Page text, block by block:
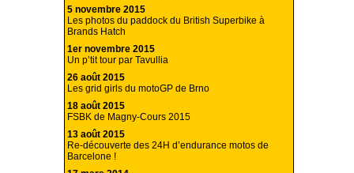
5 novembre 2015
Les photos du paddock du British Superbike à
Brands Hatch
1er novembre 2015
Un p’tit tour par Tavullia
26 août 2015
Les grid girls du motoGP de Brno
18 août 2015
FSBK de Magny-Cours 2015
13 août 2015
Re-découverte des 24H d’endurance motos de
Barcelone !